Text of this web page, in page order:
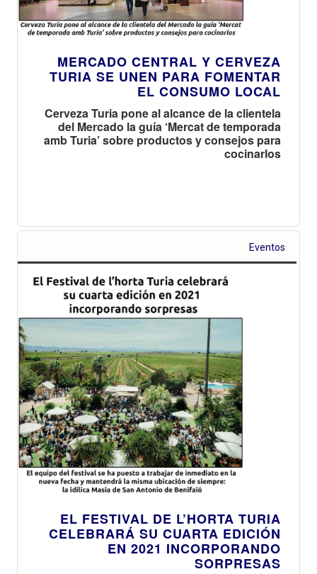
MERCADO CENTRAL Y CERVEZA
TURIA SE UNEN PARA FOMENTAR
EL CONSUMO LOCAL
Cerveza Turia pone al alcance de la clientela
del Mercado la guía ‘Mercat de temporada
amb Turia’ sobre productos y consejos para
cocinarlos
Eventos
EL FESTIVAL DE L’HORTA TURIA
CELEBRARÁ SU CUARTA EDICIÓN
EN 2021 INCORPORANDO
SORPRESAS